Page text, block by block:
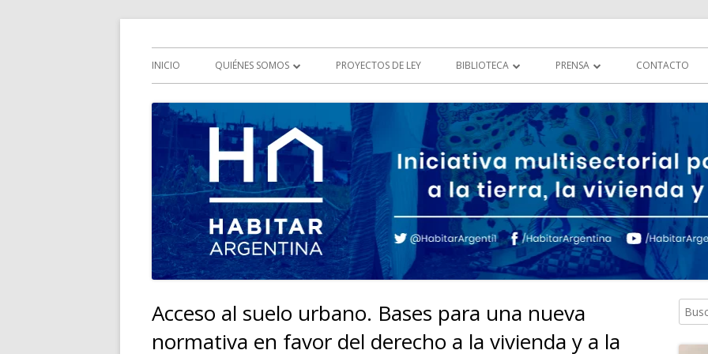
HABITAR Argentina
Menú
principal
INICIO QUIÉNES SOMOS
HISTORIA
OBJETIVOS
COMISIONES
PROYECTOS DE LEY BIBLIOTECA
LEGISLACIÓN
PRENSA
MULTIMEDIA
COMUNICADOS
CONTACTO
Acceso al suelo urbano. Bases para una nueva
normativa en favor del derecho a la vivienda y a la